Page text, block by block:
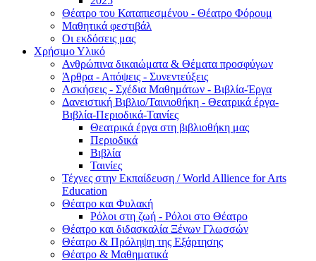
Θέατρο του Καταπιεσμένου - Θέατρο Φόρουμ
Μαθητικά φεστιβάλ
Οι εκδόσεις μας
Χρήσιμο Υλικό
Ανθρώπινα δικαιώματα & Θέματα προσφύγων
Άρθρα - Απόψεις - Συνεντεύξεις
Ασκήσεις - Σχέδια Μαθημάτων - Βιβλία-Έργα
Δανειστική Βιβλιο/Ταινιοθήκη - Θεατρικά έργα-
Βιβλία-Περιοδικά-Ταινίες
Θεατρικά έργα στη βιβλιοθήκη μας
Περιοδικά
Βιβλία
Ταινίες
Τέχνες στην Εκπαίδευση / World Allience for Arts
Education
Θέατρο και Φυλακή
Ρόλοι στη ζωή - Ρόλοι στο Θέατρο
Θέατρο και διδασκαλία Ξένων Γλωσσών
Θέατρο & Πρόληψη της Εξάρτησης
Θέατρο & Μαθηματικά